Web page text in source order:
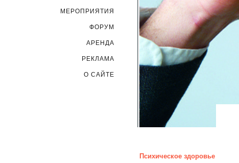
МЕРОПРИЯТИЯ
ФОРУМ
АРЕНДА
РЕКЛАМА
О САЙТЕ
Психическое здоровье